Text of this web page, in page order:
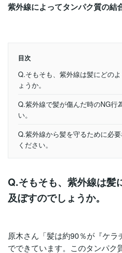
紫外線によってタンパク質の結
目次
Q.そもそも、紫外線は髪にどの
ょうか。
Q.紫外線で髪が傷んだ時のNG行
い。
Q.紫外線から髪を守るために必
ください。
Q.そもそも、紫外線は髪
及ぼすのでしょうか。
原木さん「髪は約90％が『ケ
でできています。このタンパク